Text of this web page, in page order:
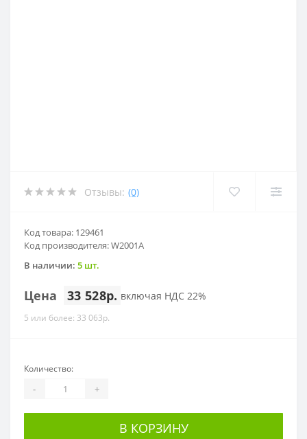
Отзывы: (0)
Код товара: 129461
Код производителя: W2001A
В наличии: 5 шт.
Цена 33 528р. включая НДС 22%
5 или более: 33 063р.
Количество:
- +
В КОРЗИНУ